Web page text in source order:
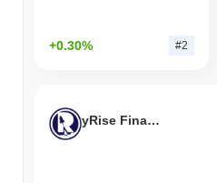
+0.30% #2
yRise Finance